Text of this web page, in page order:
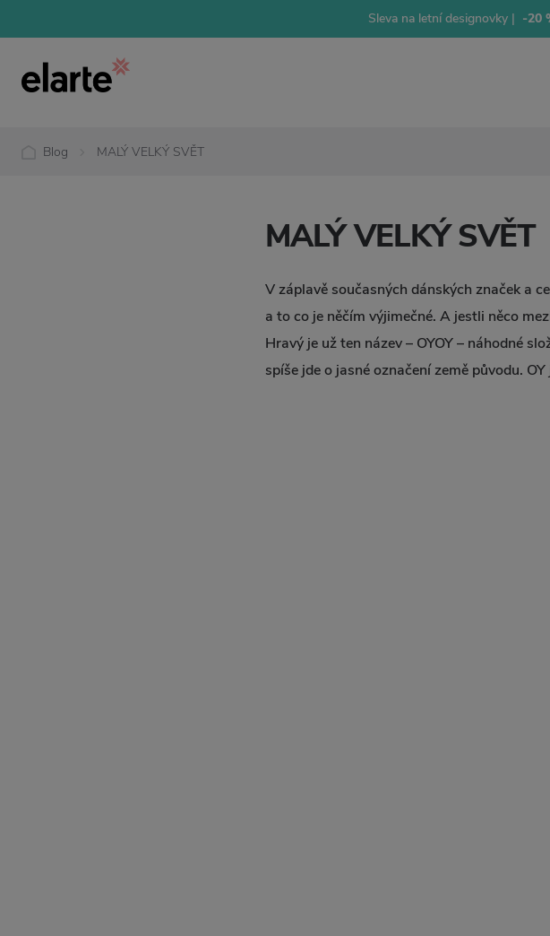
Sleva na letní designovky | -20
Blog MALÝ VELKÝ SVĚT
MALÝ VELKÝ SVĚT
V záplavě současných dánských značek a
a to co je něčím výjimečné. A jestli něco
Hravý je už ten název – OYOY – náhodné
spíše jde o jasné označení země původu.